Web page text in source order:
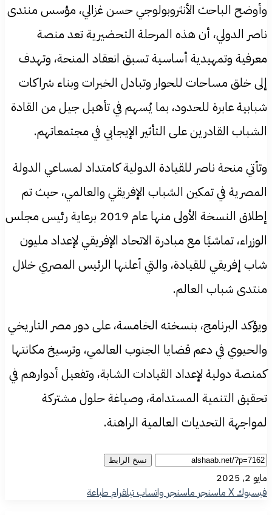
وأوضح الباحث الأنثروبولوجي حسن غزالي، مؤسس منتدى
ناصر الدولي، أن هذه المرحلة التحضيرية تعد منصة
معرفية وتمهيدية أساسية تسبق انعقاد المنحة، وتهدف
إلى خلق مساحات للحوار وتبادل الخبرات وبناء شراكات
شبابية عابرة للحدود، بما يُسهم في تأهيل جيل من القادة
الشباب القادرين على التأثير الإيجابي في مجتمعاتهم.
وتأتي منحة ناصر للقيادة الدولية كامتداد لمساعي الدولة
المصرية في تمكين الشباب الإفريقي والعالمي، حيث تم
إطلاق النسخة الأولى منها عام 2019 برعاية رئيس مجلس
الوزراء، تماشيًا مع مبادرة الاتحاد الإفريقي لإعداد مليون
شاب إفريقي للقيادة، والتي أعلنها الرئيس المصري خلال
منتدى شباب العالم.
ويؤكد البرنامج، بنسخته الخامسة، على دور مصر التاريخي
والحيوي في دعم قضايا الجنوب العالمي، وترسيخ مكانتها
كمنصة دولية لإعداد القيادات الشابة، وتفعيل أدوارهم في
تحقيق التنمية المستدامة، وصياغة حلول مشتركة
لمواجهة التحديات العالمية الراهنة.
نسخ الرابط
مايو 2, 2025
فيسبوك‫Xماسنجر ماسنجر واتسابتيلقرامطباعة